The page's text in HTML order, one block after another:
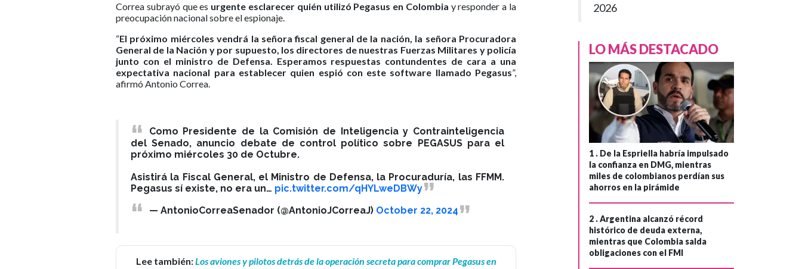
Correa subrayó que es urgente esclarecer quién utilizó Pegasus en Colombia y responder a la
preocupación nacional sobre el espionaje.
“El próximo miércoles vendrá la señora fiscal general de la nación, la señora Procuradora
General de la Nación y por supuesto, los directores de nuestras Fuerzas Militares y policía
junto con el ministro de Defensa. Esperamos respuestas contundentes de cara a una
expectativa nacional para establecer quien espió con este software llamado Pegasus”,
afirmó Antonio Correa.
Como Presidente de la Comisión de Inteligencia y Contrainteligencia
del Senado, anuncio debate de control político sobre PEGASUS para el
próximo miércoles 30 de Octubre.
Asistirá la Fiscal General, el Ministro de Defensa, la Procuraduría, las FFMM.
Pegasus sí existe, no era un… pic.twitter.com/qHYLweDBWy
— AntonioCorreaSenador (@AntonioJCorreaJ) October 22, 2024
Lee también:Los aviones y pilotos detrás de la operación secreta para comprar Pegasus en
2026
LO MÁS DESTACADO
1 . De la Espriella habría impulsado
la confianza en DMG, mientras
miles de colombianos perdían sus
ahorros en la pirámide
2 .Argentina alcanzó récord
histórico de deuda externa,
mientras que Colombia salda
obligaciones con el FMI